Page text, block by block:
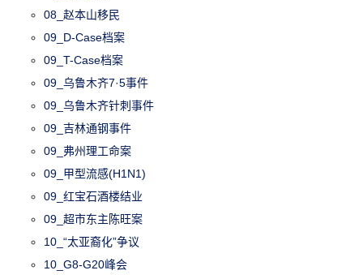
08_赵本山移民
09_D-Case档案
09_T-Case档案
09_乌鲁木齐7·5事件
09_乌鲁木齐针刺事件
09_吉林通钢事件
09_弗州理工命案
09_甲型流感(H1N1)
09_红宝石酒楼结业
09_超市东主陈旺案
10_“太亚裔化”争议
10_G8-G20峰会